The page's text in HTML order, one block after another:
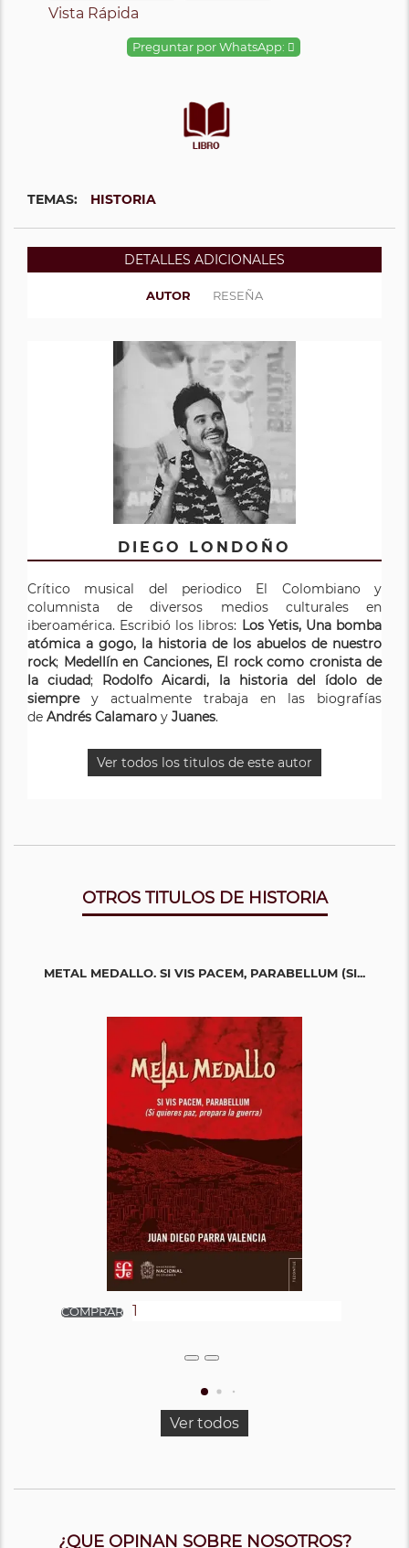
Vista Rápida
Preguntar por WhatsApp:
TEMAS: HISTORIA
DETALLES ADICIONALES
AUTOR RESEÑA
DIEGO LONDOÑO
Crítico musical del periodico El Colombiano y
columnista de diversos medios culturales en
iberoamérica. Escribió los libros: Los Yetis, Una bomba
atómica a gogo, la historia de los abuelos de nuestro
rock; Medellín en Canciones, El rock como cronista de
la ciudad;
Rodolfo Aicardi, la historia del ídolo de
siemprey actualmente trabaja en las biografías
de Andrés Calamaro y Juanes.
Ver todos los titulos de este autor
OTROS TITULOS DE HISTORIA
METAL MEDALLO. SI VIS PACEM, PARABELLUM (SI...
Ver todos
¿QUE OPINAN SOBRE NOSOTROS?